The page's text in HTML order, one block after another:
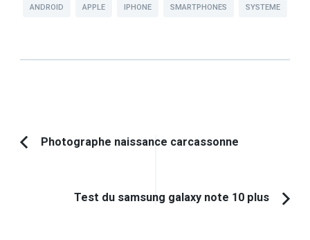
ANDROID APPLE IPHONE SMARTPHONES SYSTEME
Navigation
Article
Photographe naissance carcassonne
Test du samsung galaxy note 10 plus